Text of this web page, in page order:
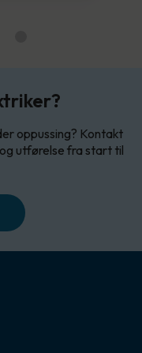
oppussing? Kontakt
utførelse fra start til